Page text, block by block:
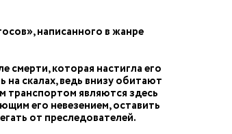
написанного в жанре
смерти, которая настигла его
скалах, ведь внизу обитают
транспортом являются здесь
его невезением, оставить
от преследователей.